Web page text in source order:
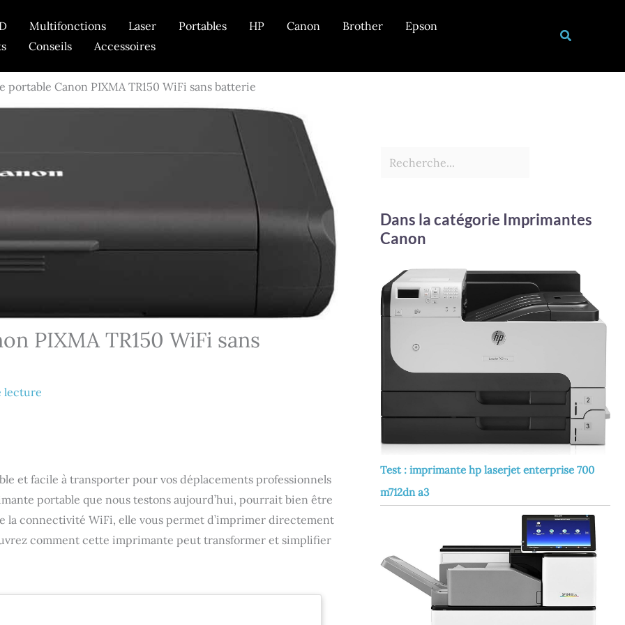
Multifonctions Laser Portables HP Canon Brother
Epson
Conseils Accessoires
portable Canon PIXMA TR150 WiFi sans batterie
PIXMA TR150 WiFi sans
lecture
et facile à transporter pour vos déplacements professionnels
portable que nous testons aujourd’hui, pourrait bien être
la connectivité WiFi, elle vous permet d’imprimer directement
comment cette imprimante peut transformer et simplifier
Dans la catégorie Imprimantes
Canon
Test : imprimante hp laserjet enterprise 700
m712dn a3